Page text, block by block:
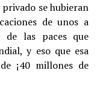
se hubieran
de unos a
de las paces que
y eso que esa
¡40 millones de